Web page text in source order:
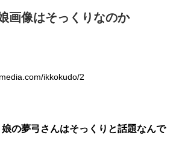
画像はそっくりなのか
ikkokudo/2
の夢弓さんはそっくりと話題なんで